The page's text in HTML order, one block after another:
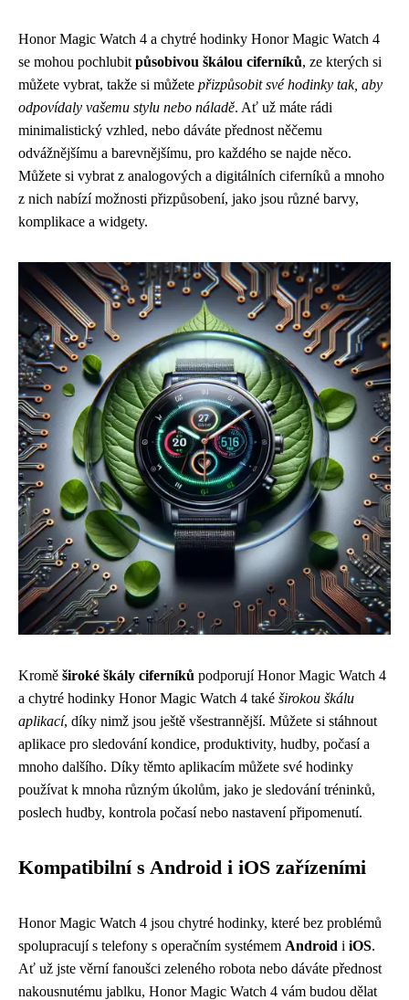
Honor Magic Watch 4 a chytré hodinky Honor Magic Watch 4
se mohou pochlubit působivou škálou ciferníků, ze kterých si
můžete vybrat, takže si můžete přizpůsobit své hodinky tak, aby
odpovídaly vašemu stylu nebo náladě. Ať už máte rádi
minimalistický vzhled, nebo dáváte přednost něčemu
odvážnějšímu a barevnějšímu, pro každého se najde něco.
Můžete si vybrat z analogových a digitálních ciferníků a mnoho
z nich nabízí možnosti přizpůsobení, jako jsou různé barvy,
komplikace a widgety.
Kromě široké škály ciferníků podporují Honor Magic Watch 4
a chytré hodinky Honor Magic Watch 4 také širokou škálu
aplikací, díky nimž jsou ještě všestrannější. Můžete si stáhnout
aplikace pro sledování kondice, produktivity, hudby, počasí a
mnoho dalšího. Díky těmto aplikacím můžete své hodinky
používat k mnoha různým úkolům, jako je sledování tréninků,
poslech hudby, kontrola počasí nebo nastavení připomenutí.
Kompatibilní s Android i iOS zařízeními
Honor Magic Watch 4 jsou chytré hodinky, které bez problémů
spolupracují s telefony s operačním systémem Android i iOS.
Ať už jste věrní fanoušci zeleného robota nebo dáváte přednost
nakousnutému jablku, Honor Magic Watch 4 vám budou dělat